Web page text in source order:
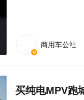
商用车公社
买纯电MPV跑